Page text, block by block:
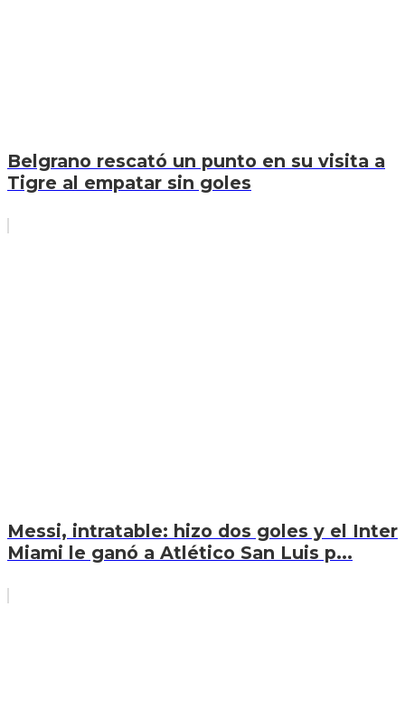
Belgrano rescató un punto en su visita a
Tigre al empatar sin goles
Messi, intratable: hizo dos goles y el Inter
Miami le ganó a Atlético San Luis p...